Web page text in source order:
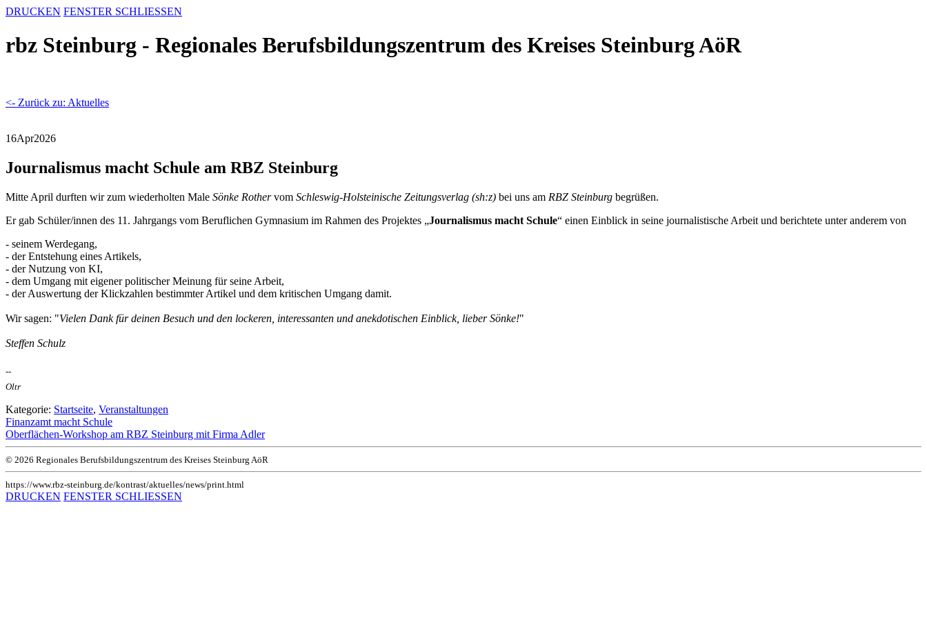
DRUCKEN FENSTER SCHLIESSEN
rbz Steinburg - Regionales Berufsbildungszentrum des Kreises Steinburg AöR
<- Zurück zu: Aktuelles
16Apr2026
Journalismus macht Schule am RBZ Steinburg
Mitte April durften wir zum wiederholten Male Sönke Rothervom Schleswig-Holsteinische Zeitungsverlag (sh:z) bei uns am RBZ Steinburg begrüßen.
Er gab Schüler/innen des 11. Jahrgangs vom Beruflichen Gymnasium im Rahmen des Projektes „Journalismus macht Schule“ einen Einblick in seine journalistische Arbeit und berichtete unter anderem von
- seinem Werdegang,
- der Entstehung eines Artikels,
- der Nutzung von KI,
- dem Umgang mit eigener politischer Meinung für seine Arbeit,
- der Auswertung der Klickzahlen bestimmter Artikel und dem kritischen Umgang damit.
Wir sagen: "Vielen Dank für deinen Besuch und den lockeren, interessanten und anekdotischen Einblick, lieber Sönke!"
Steffen Schulz
--
Oltr
Kategorie: Startseite, Veranstaltungen
Finanzamt macht Schule
Oberflächen-Workshop am RBZ Steinburg mit Firma Adler
© 2026 Regionales Berufsbildungszentrum des Kreises Steinburg AöR
https://www.rbz-steinburg.de/kontrast/aktuelles/news/print.html
DRUCKEN FENSTER SCHLIESSEN